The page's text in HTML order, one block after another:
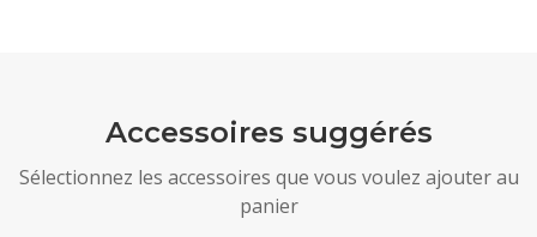
Accessoires suggérés
Sélectionnez les accessoires que vous voulez ajouter au
panier